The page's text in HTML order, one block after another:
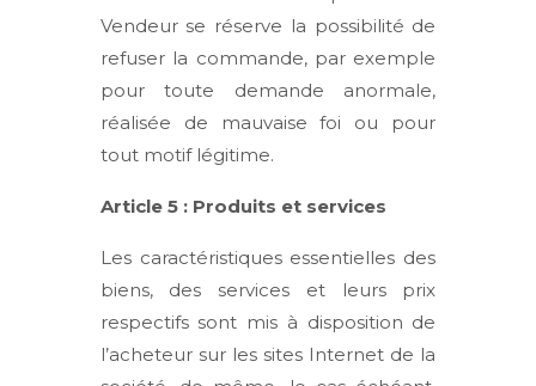
Vendeur se réserve la possibilité de
refuser la commande, par exemple
pour toute demande anormale,
réalisée de mauvaise foi ou pour
tout motif légitime.
Article 5 : Produits et services
Les caractéristiques essentielles des
biens, des services et leurs prix
respectifs sont mis à disposition de
l’acheteur sur les sites Internet de la